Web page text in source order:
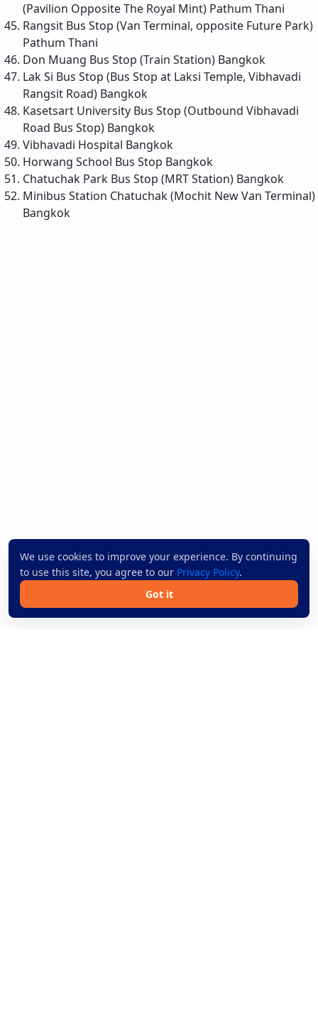
(Pavilion Opposite The Royal Mint) Pathum Thani
Rangsit Bus Stop (Van Terminal, opposite Future Park)
Pathum Thani
Don Muang Bus Stop (Train Station) Bangkok
Lak Si Bus Stop (Bus Stop at Laksi Temple, Vibhavadi
Rangsit Road) Bangkok
Kasetsart University Bus Stop (Outbound Vibhavadi
Road Bus Stop) Bangkok
Vibhavadi Hospital Bangkok
Horwang School Bus Stop Bangkok
Chatuchak Park Bus Stop (MRT Station) Bangkok
Minibus Station Chatuchak (Mochit New Van Terminal)
Bangkok
We use cookies to improve your experience. By continuing
to use this site, you agree to our Privacy Policy.
Got it